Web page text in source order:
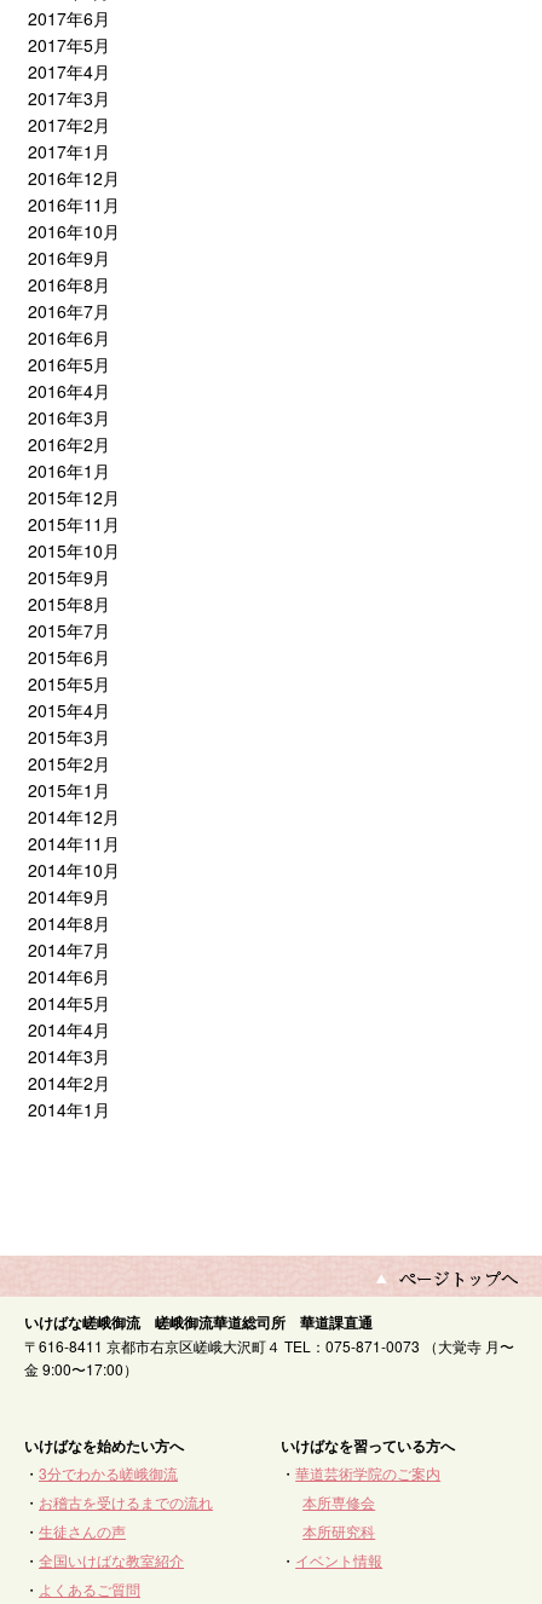
2017年6月
2017年5月
2017年4月
2017年3月
2017年2月
2017年1月
2016年12月
2016年11月
2016年10月
2016年9月
2016年8月
2016年7月
2016年6月
2016年5月
2016年4月
2016年3月
2016年2月
2016年1月
2015年12月
2015年11月
2015年10月
2015年9月
2015年8月
2015年7月
2015年6月
2015年5月
2015年4月
2015年3月
2015年2月
2015年1月
2014年12月
2014年11月
2014年10月
2014年9月
2014年8月
2014年7月
2014年6月
2014年5月
2014年4月
2014年3月
2014年2月
2014年1月
いけばな嵯峨御流 嵯峨御流華道総司所 華道課直通
〒616-8411 京都市右京区嵯峨大沢町４ TEL：075-871-0073 （大覚寺 月〜
金 9:00〜17:00）
いけばなを始めたい方へ
・ 3分でわかる嵯峨御流
・ お稽古を受けるまでの流れ
・ 生徒さんの声
・ 全国いけばな教室紹介
・ よくあるご質問
いけばなを習っている方へ
・華道芸術学院のご案内
本所専修会
本所研究科
・ イベント情報